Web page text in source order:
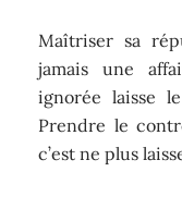
Maîtriser sa
jamais une
ignorée laisse
Prendre le
c’est ne plus